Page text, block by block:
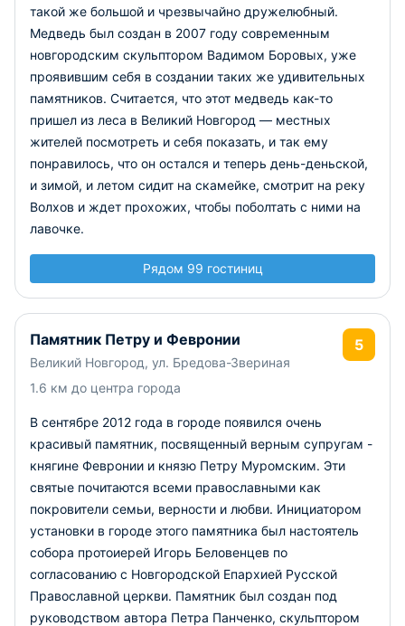
такой же большой и чрезвычайно дружелюбный.
Медведь был создан в 2007 году современным
новгородским скульптором Вадимом Боровых, уже
проявившим себя в создании таких же удивительных
памятников. Считается, что этот медведь как-то
пришел из леса в Великий Новгород — местных
жителей посмотреть и себя показать, и так ему
понравилось, что он остался и теперь день-деньской,
и зимой, и летом сидит на скамейке, смотрит на реку
Волхов и ждет прохожих, чтобы поболтать с ними на
лавочке.
Рядом 99 гостиниц
Памятник Петру и Февронии
Великий Новгород, ул. Бредова-Звериная
1.6 км до центра города
5
В сентябре 2012 года в городе появился очень
красивый памятник, посвященный верным супругам -
княгине Февронии и князю Петру Муромским. Эти
святые почитаются всеми православными как
покровители семьи, верности и любви. Инициатором
установки в городе этого памятника был настоятель
собора протоиерей Игорь Беловенцев по
согласованию с Новгородской Епархией Русской
Православной церкви. Памятник был создан под
руководством автора Петра Панченко, скульптором